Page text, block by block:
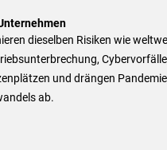
dieselben Risiken wie
und drängen
ab.